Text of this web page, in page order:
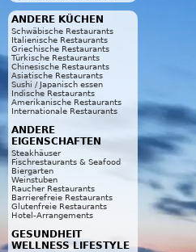
ANDERE KÜCHEN
Schwäbische Restaurants
Italienische Restaurants
Griechische Restaurants
Türkische Restaurants
Chinesische Restaurants
Asiatische Restaurants
Sushi / Japanisch essen
Indische Restaurants
Amerikanische Restaurants
Internationale Restaurants
ANDERE
EIGENSCHAFTEN
Steakhäuser
Fischrestaurants & Seafood
Biergarten
Weinstuben
Raucher Restaurants
Barrierefreie Restaurants
Glutenfreie Restaurants
Hotel-Arrangements
GESUNDHEIT
WELLNESS LIFESTYLE